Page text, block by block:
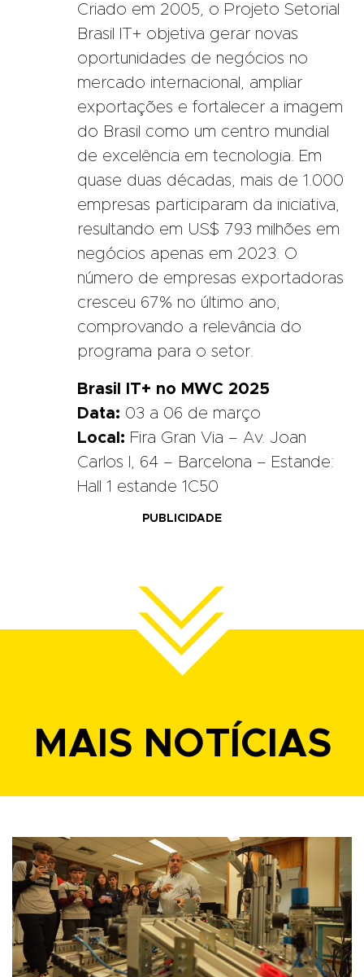
Criado em 2005, o Projeto Setorial
Brasil IT+ objetiva gerar novas
oportunidades de negócios no
mercado internacional, ampliar
exportações e fortalecer a imagem
do Brasil como um centro mundial
de excelência em tecnologia. Em
quase duas décadas, mais de 1.000
empresas participaram da iniciativa,
resultando em US$ 793 milhões em
negócios apenas em 2023. O
número de empresas exportadoras
cresceu 67% no último ano,
comprovando a relevância do
programa para o setor.
Brasil IT+ no MWC 2025
Data: 03 a 06 de março
Local: Fira Gran Via – Av. Joan
Carlos I, 64 – Barcelona – Estande:
Hall 1 estande 1C50
PUBLICIDADE
MAIS NOTÍCIAS